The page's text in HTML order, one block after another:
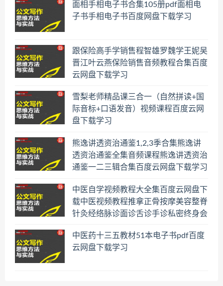
面相手相电子书合集105册pdf面相电
子书手相电子书百度网盘下载学习
跟保险高手学销售程智雄罗魏学王妮吴
晋江叶云燕保险销售音频教程合集百度
云网盘下载学习
雪梨老师精品课三合一（自然拼读+国
际音标+口语发音）视频课程百度云网
盘下载学习
熊逸讲透资治通鉴1,2,3季合集熊逸讲
透资治通鉴全集音频课程熊逸讲透资治
通鉴一二三辑合集百度云网盘下载学习
中医自学视频教程大全集百度云网盘下
载中医视频教程推拿正骨按摩美容整脊
针灸经络脉诊面诊舌诊手诊私密终身会
中医药十三五教材51本电子书pdf百度
云网盘下载学习